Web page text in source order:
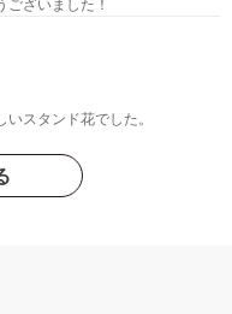
ざいました！
スタンド花でした。